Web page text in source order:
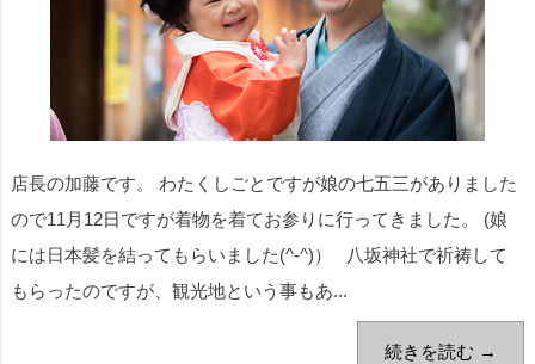
店長の加藤です。 わたくしごとですが娘の七五三がありました
ので11月12日ですが着物を着てお参りに行ってきました。 (娘
には日本髪を結ってもらいました(^-^)） 八坂神社で祈祷して
もらったのですが、観光地という事もあ...
続きを読む →